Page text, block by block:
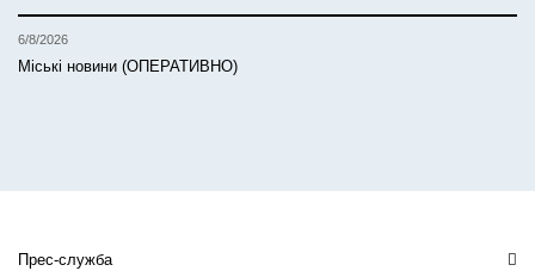
6/8/2026
Міські новини (ОПЕРАТИВНО)
Прес-служба